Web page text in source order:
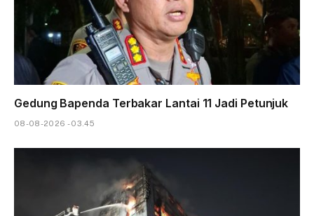
Gedung Bapenda Terbakar Lantai 11 Jadi Petunjuk
08-08-2026 - 03.45